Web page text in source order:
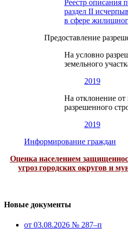
Реестр описания
раздел II
в сфере
Предоставление
На условно
земельного
2019
На отклонение от
разрешенного
2019
Информирование граждан
Оценка населением
угроз городских округов и
Новые документы
от 03.08.2026 № 287–п